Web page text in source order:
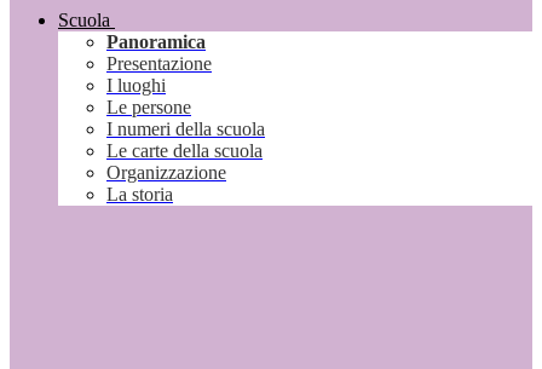
Scuola
Panoramica
Presentazione
I luoghi
Le persone
I numeri della scuola
Le carte della scuola
Organizzazione
La storia